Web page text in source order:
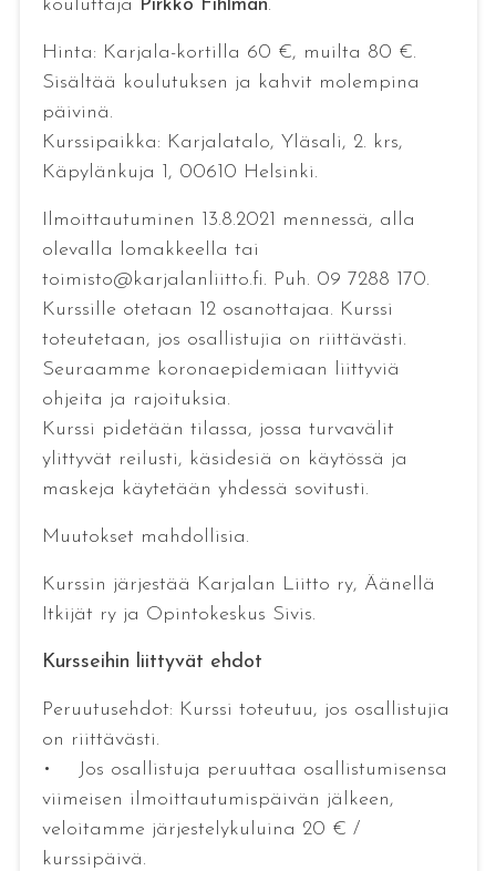
kouluttaja Pirkko Fihlman.
Hinta: Karjala-kortilla 60 €, muilta 80 €.
Sisältää koulutuksen ja kahvit molempina
päivinä.
Kurssipaikka: Karjalatalo, Yläsali, 2. krs,
Käpylänkuja 1, 00610 Helsinki.
Ilmoittautuminen 13.8.2021 mennessä, alla
olevalla lomakkeella tai
toimisto@karjalanliitto.fi. Puh. 09 7288 170.
Kurssille otetaan 12 osanottajaa. Kurssi
toteutetaan, jos osallistujia on riittävästi.
Seuraamme koronaepidemiaan liittyviä
ohjeita ja rajoituksia.
Kurssi pidetään tilassa, jossa turvavälit
ylittyvät reilusti, käsidesiä on käytössä ja
maskeja käytetään yhdessä sovitusti.
Muutokset mahdollisia.
Kurssin järjestää Karjalan Liitto ry, Äänellä
Itkijät ry ja Opintokeskus Sivis.
Kursseihin liittyvät ehdot
Peruutusehdot: Kurssi toteutuu, jos osallistujia
on riittävästi.
• Jos osallistuja peruuttaa osallistumisensa
viimeisen ilmoittautumispäivän jälkeen,
veloitamme järjestelykuluina 20 € /
kurssipäivä.